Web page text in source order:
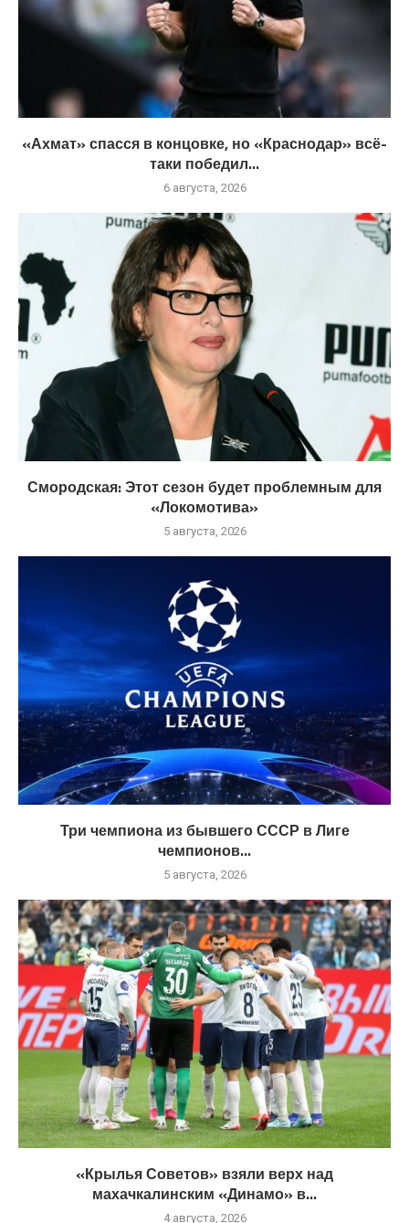
«Ахмат» спасся в концовке, но «Краснодар» всё-
таки победил...
6 августа, 2026
Смородская: Этот сезон будет проблемным для
«Локомотива»
5 августа, 2026
Три чемпиона из бывшего СССР в Лиге
чемпионов...
5 августа, 2026
«Крылья Советов» взяли верх над
махачкалинским «Динамо» в...
4 августа, 2026